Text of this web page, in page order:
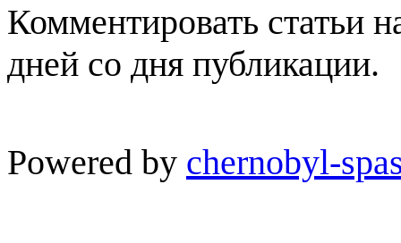
Комментировать статьи
дней со дня публикации.
Powered by chernobyl-